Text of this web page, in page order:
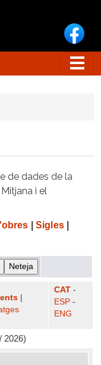
de dades de la
i el
Sigles|
CAT -
ESP -
ENG
2026)